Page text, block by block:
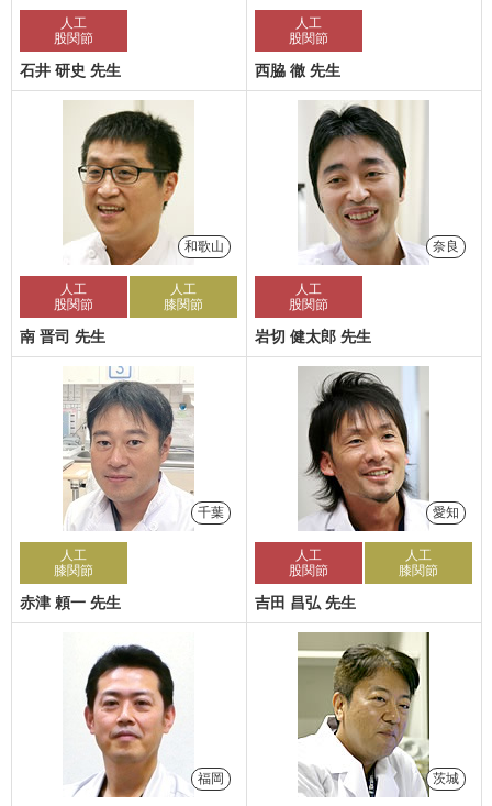
人工
股関節
石井 研史 先生
人工
股関節
西脇 徹 先生
和歌山
人工
股関節
人工
膝関節
南 晋司 先生
奈良
人工
股関節
岩切 健太郎 先生
千葉
人工
膝関節
赤津 頼一 先生
愛知
人工
股関節
人工
膝関節
吉田 昌弘 先生
福岡 茨城